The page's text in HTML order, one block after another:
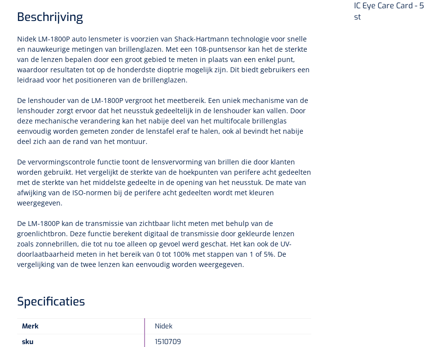
Beschrijving
Nidek LM-1800P auto lensmeter is voorzien van Shack-Hartmann technologie voor snelle
en nauwkeurige metingen van brillenglazen. Met een 108-puntsensor kan het de sterkte
van de lenzen bepalen door een groot gebied te meten in plaats van een enkel punt,
waardoor resultaten tot op de honderdste dioptrie mogelijk zijn. Dit biedt gebruikers een
leidraad voor het positioneren van de brillenglazen.
De lenshouder van de LM-1800P vergroot het meetbereik. Een uniek mechanisme van de
lenshouder zorgt ervoor dat het neusstuk gedeeltelijk in de lenshouder kan vallen. Door
deze mechanische verandering kan het nabije deel van het multifocale brillenglas
eenvoudig worden gemeten zonder de lenstafel eraf te halen, ook al bevindt het nabije
deel zich aan de rand van het montuur.
De vervormingscontrole functie toont de lensvervorming van brillen die door klanten
worden gebruikt. Het vergelijkt de sterkte van de hoekpunten van perifere acht gedeelten
met de sterkte van het middelste gedeelte in de opening van het neusstuk. De mate van
afwijking van de ISO-normen bij de perifere acht gedeelten wordt met kleuren
weergegeven.
De LM-1800P kan de transmissie van zichtbaar licht meten met behulp van de
groenlichtbron. Deze functie berekent digitaal de transmissie door gekleurde lenzen
zoals zonnebrillen, die tot nu toe alleen op gevoel werd geschat. Het kan ook de UV-
doorlaatbaarheid meten in het bereik van 0 tot 100% met stappen van 1 of 5%. De
vergelijking van de twee lenzen kan eenvoudig worden weergegeven.
Specificaties
Merk
Nidek
sku
1510709
IC Eye Care Card - 5
st